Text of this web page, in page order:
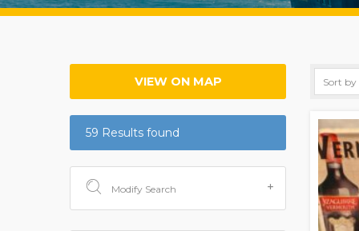
VIEW ON MAP
59 Results found
Modify Search